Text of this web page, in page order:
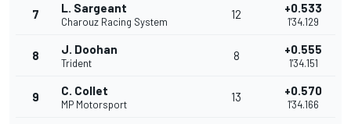
7 L. Sargeant
Charouz Racing System
12 +0.533
1'34.129
8 J. Doohan
Trident
8 +0.555
1'34.151
9 C. Collet
MP Motorsport
13 +0.570
1'34.166